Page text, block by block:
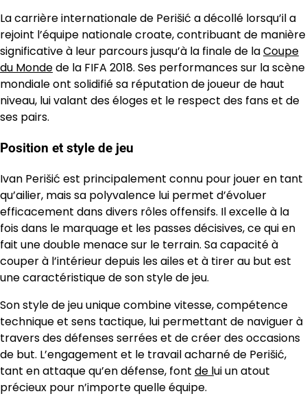
La carrière internationale de Perišić a décollé lorsqu’il a
rejoint l’équipe nationale croate, contribuant de manière
significative à leur parcours jusqu’à la finale de laCoupe
du Mondede la FIFA 2018. Ses performances sur la scène
mondiale ont solidifié sa réputation de joueur de haut
niveau, lui valant des éloges et le respect des fans et de
ses pairs.
Position et style de jeu
Ivan Perišić est principalement connu pour jouer en tant
qu’ailier, mais sa polyvalence lui permet d’évoluer
efficacement dans divers rôles offensifs. Il excelle à la
fois dans le marquage et les passes décisives, ce qui en
fait une double menace sur le terrain. Sa capacité à
couper à l’intérieur depuis les ailes et à tirer au but est
une caractéristique de son style de jeu.
Son style de jeu unique combine vitesse, compétence
technique et sens tactique, lui permettant de naviguer à
travers des défenses serrées et de créer des occasions
de but. L’engagement et le travail acharné de Perišić,
tant en attaque qu’en défense, font de lui un atout
précieux pour n’importe quelle équipe.